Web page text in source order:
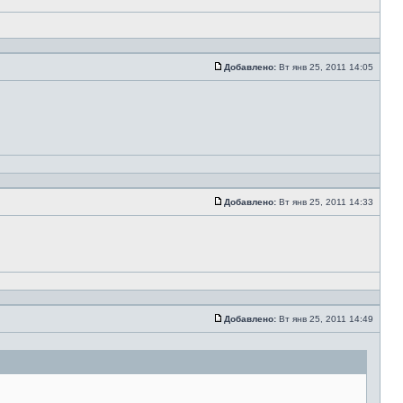
Добавлено: Вт янв 25, 2011 14:05
Добавлено: Вт янв 25, 2011 14:33
Добавлено: Вт янв 25, 2011 14:49